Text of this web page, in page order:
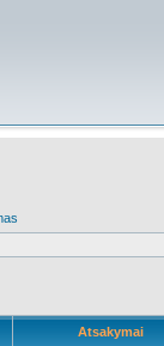
Atsakymai